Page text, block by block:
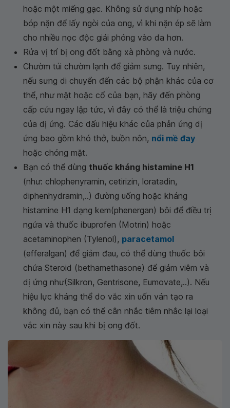
hoặc một miếng gạc. Không sử dụng nhíp hoặc
bóp nặn để lấy ngòi của ong, vì khi nặn ép sẽ làm
cho nhiều nọc độc giải phóng vào da hơn.
Rửa vị trí bị ong đốt bằng xà phòng và nước.
Chườm túi chườm lạnh để giảm sưng. Tuy nhiên,
nếu sưng di chuyển đến các bộ phận khác của cơ
thể, như mặt hoặc cổ của bạn, hãy đến phòng
cấp cứu ngay lập tức, vì đây có thể là triệu chứng
của dị ứng. Các dấu hiệu khác của phản ứng dị
ứng bao gồm khó thở, buồn nôn, nổi mề đay
hoặc chóng mặt.
Bạn có thể dùng thuốc kháng histamine H1
(như: chlophenyramin, cetirizin, loratadin,
diphenhydramin,..) đường uống hoặc kháng
histamine H1 dạng kem(phenergan) bôi để điều trị
ngứa và thuốc ibuprofen (Motrin) hoặc
acetaminophen (Tylenol), paracetamol
(efferalgan) để giảm đau, có thể dùng thuốc bôi
chứa Steroid (bethamethasone) để giảm viêm và
dị ứng như(Silkron, Gentrisone, Eumovate,..). Nếu
hiệu lực kháng thể do vắc xin uốn ván tạo ra
không đủ, bạn có thể cân nhắc tiêm nhắc lại loại
vắc xin này sau khi bị ong đốt.